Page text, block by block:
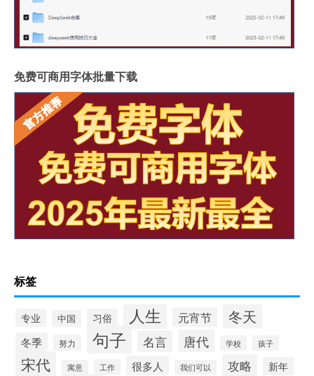
免费可商用字体批量下载
标签
专业 中国 习俗 人生 元宵节 冬天
冬季 努力 句子 名言 唐代 学校 孩子
宋代 寓意 工作 很多人 我们可以 攻略 新年